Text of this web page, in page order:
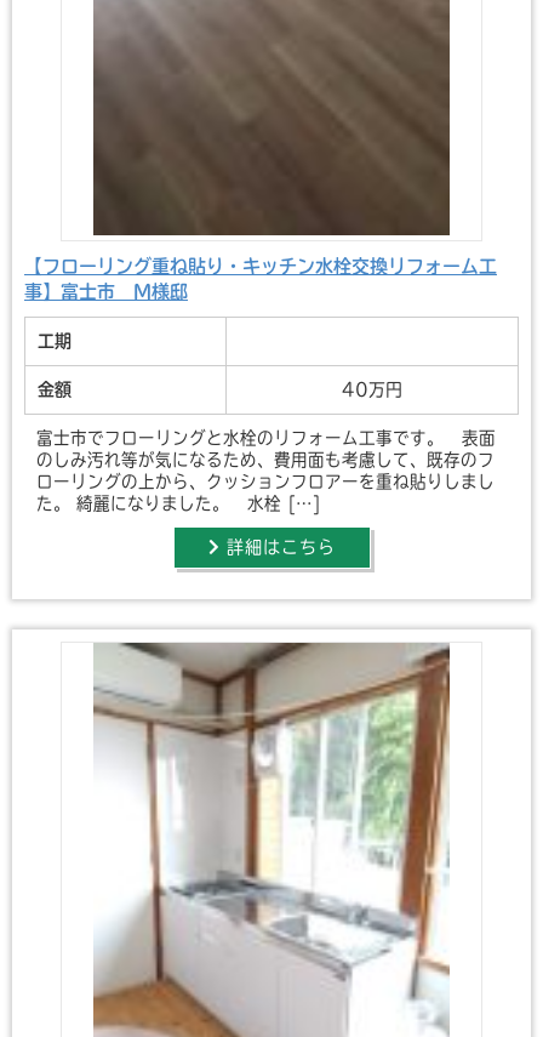
【フローリング重ね貼り・キッチン水栓交換リフォーム工
事】富士市 M様邸
工期
金額 40万円
富士市でフローリングと水栓のリフォーム工事です。 表面
のしみ汚れ等が気になるため、費用面も考慮して、既存のフ
ローリングの上から、クッションフロアーを重ね貼りしまし
た。 綺麗になりました。 水栓 […]
詳細はこちら